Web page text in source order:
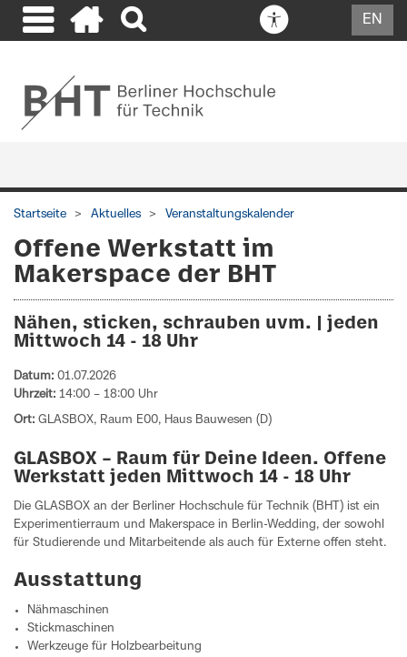
EN
Startseite Aktuelles Veranstaltungskalender
Offene Werkstatt im
Makerspace der BHT
Nähen, sticken, schrauben uvm. | jeden
Mittwoch 14 - 18 Uhr
Datum: 01.07.2026
Uhrzeit: 14:00 – 18:00 Uhr
Ort: GLASBOX, Raum E00, Haus Bauwesen (D)
GLASBOX – Raum für Deine Ideen. Offene
Werkstatt jeden Mittwoch 14 - 18 Uhr
Die GLASBOX an der Berliner Hochschule für Technik (BHT) ist ein
Experimentierraum und Makerspace in Berlin-Wedding, der sowohl
für Studierende und Mitarbeitende als auch für Externe offen steht.
Ausstattung
Nähmaschinen
Stickmaschinen
Werkzeuge für Holzbearbeitung